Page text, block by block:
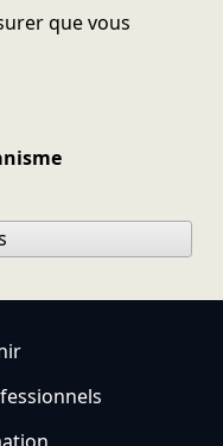
que vous